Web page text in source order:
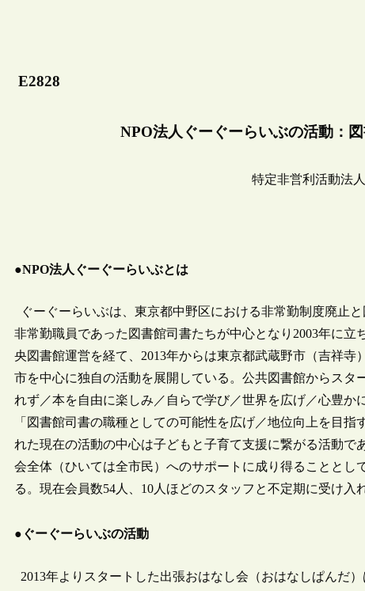
E2828
NPO法人ぐーぐーらいぶの活動：
特定非営利活動法
●NPO法人ぐーぐーらいぶとは
ぐーぐーらいぶは、東京都中野区における非常勤制度廃止
非常勤職員であった図書館司書たちが中心となり2003年に立
央図書館運営を経て、2013年からは東京都武蔵野市（吉祥
市を中心に独自の活動を展開している。公共図書館からス
れず／本を自由に楽しみ／自らで学び／世界を広げ／心豊か
「図書館司書の職種としての可能性を広げ／地位向上を目
れた現在の活動の中心は子どもと子育て支援に繋がる活動
会全体（ひいては全市民）へのサポートに成り得ることと
る。現在会員数54人、10人ほどのスタッフと不定期に受け入
●ぐーぐーらいぶの活動
2013年よりスタートした出張おはなし会（おはなしぱんだ